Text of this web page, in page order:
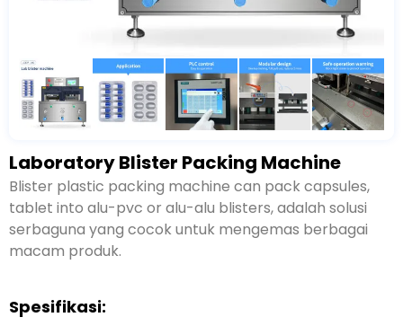
Laboratory Blister Packing Machine
Blister plastic packing machine can pack capsules,
tablet into alu-pvc or alu-alu blisters, adalah solusi
serbaguna yang cocok untuk mengemas berbagai
macam produk.
Spesifikasi: